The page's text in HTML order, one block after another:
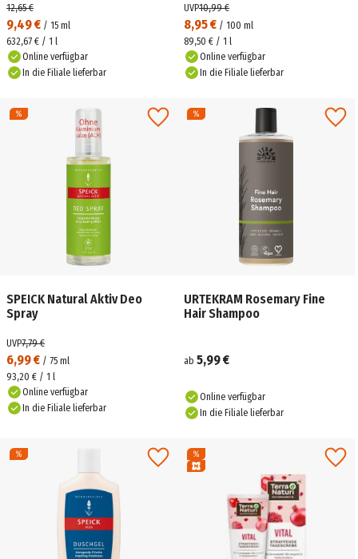
9,49 € / 15 ml
12,65 €
632,67 € / 1 l
Online verfügbar
In die Filiale lieferbar
8,95 € / 100 ml
UVP10,99 €
89,50 € / 1 l
Online verfügbar
In die Filiale lieferbar
SPEICK Natural Aktiv Deo
Spray
6,99 € / 75 ml
UVP7,79 €
93,20 € / 1 l
Online verfügbar
In die Filiale lieferbar
URTEKRAM Rosemary Fine
Hair Shampoo
ab 5,99 €
Online verfügbar
In die Filiale lieferbar